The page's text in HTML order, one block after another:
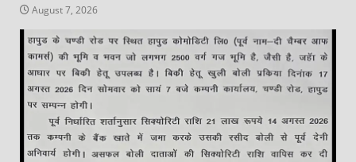
August 7, 2026